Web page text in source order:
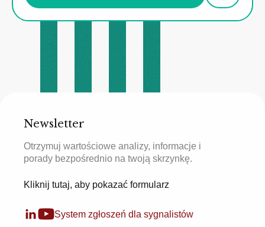
Newsletter
Otrzymuj wartościowe analizy, informacje i
porady bezpośrednio na twoją skrzynkę.
Kliknij tutaj, aby pokazać formularz
System zgłoszeń dla sygnalistów